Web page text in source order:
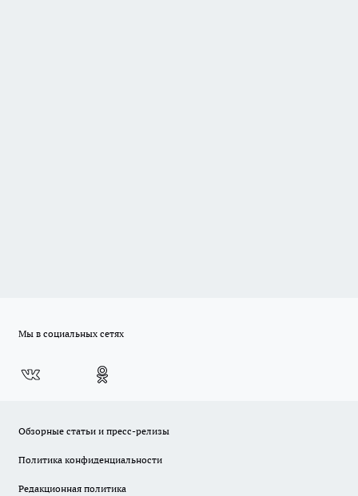
Мы в социальных сетях
Обзорные статьи и пресс-релизы
Политика конфиденциальности
Редакционная политика